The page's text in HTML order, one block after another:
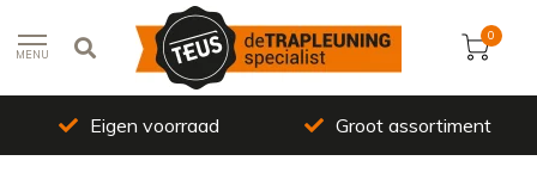
MENU
0
Eigen voorraad Groot assortiment